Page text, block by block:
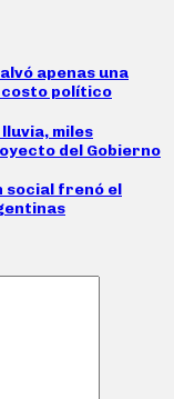
apenas una
costo político
miles
del Gobierno
social frenó el